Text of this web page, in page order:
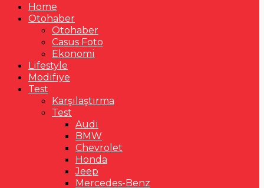
Home
Otohaber
Otohaber
Casus Foto
Ekonomi
Lifestyle
Modifiye
Test
Karşılaştırma
Test
Audi
BMW
Chevrolet
Honda
Jeep
Mercedes-Benz